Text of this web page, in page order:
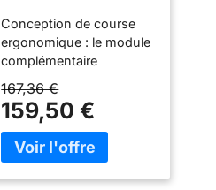
course haute
performance au
design
ergonomique pour
PC, PS4, PS5, PS5
Pro, Xbox One et
Xbox Series X|S
Conception de course
ergonomique : le module
complémentaire
Wheel présente une
conception haute
performance inspirée des
voitures de course à
167,36 €
159,50 €